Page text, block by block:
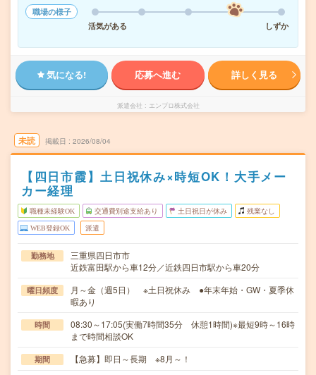
職場の様子
活気がある
しずか
気になる! 応募へ進む 詳しく見る
派遣会社 エンプロ株式会社
未読 掲載日 2026/08/04
【四日市霞】土日祝休み×時短OK！大手メー
カー経理
職種未経験OK 交通費別途支給あり 土日祝日が休み 残業なし
WEB登録OK 派遣
勤務地
三重県四日市市
近鉄富田駅から車12分／近鉄四日市駅から車20分
曜日頻度
月～金（週5日） ※土日祝休み ●年末年始・GW・夏季休
暇あり
時間
08:30～17:05(実働7時間35分 休憩1時間)※最短9時～16時
まで時間相談OK
期間 【急募】即日～長期 ※8月～！